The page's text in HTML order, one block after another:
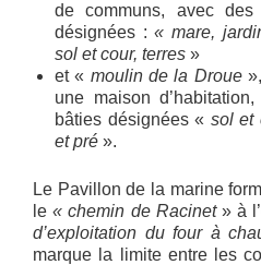
de communs, avec
désignées :« mare,
sol et cour, terres »
et « moulin de la Droue
une maison
bâties désignées « sol et
et pré ».
Le Pavillon de la marine
le« chemin de Racinet » à
d’exploitation du four à
marque la limite entre les